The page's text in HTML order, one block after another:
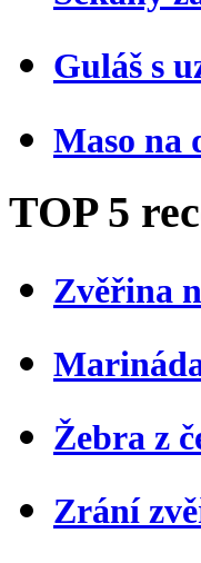
Guláš s
Maso na
TOP 5
Zvěřina
Žebra z
Zrání